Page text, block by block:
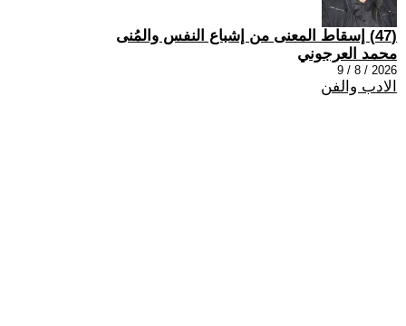
(47) إسقاط المعنى من إشباع النفس والمُنى
محمد العرجوني
2026 / 8 / 9
الادب والفن